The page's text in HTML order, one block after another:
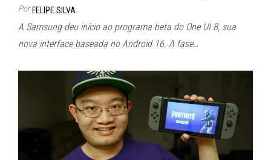
Por FELIPE SILVA
A Samsung deu início ao programa beta do One UI 8, sua
nova interface baseada no Android 16. A fase…